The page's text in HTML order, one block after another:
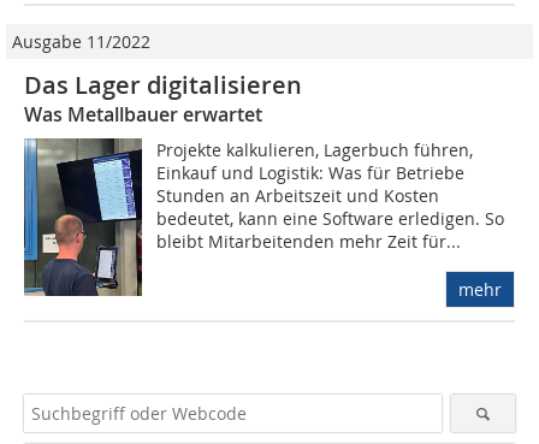
Ausgabe 11/2022
Das Lager digitalisieren
Was Metallbauer erwartet
Projekte kalkulieren, Lagerbuch führen,
Einkauf und Logistik: Was für Betriebe
Stunden an Arbeitszeit und Kosten
bedeutet, kann eine Software erledigen. So
bleibt Mitarbeitenden mehr Zeit für...
mehr